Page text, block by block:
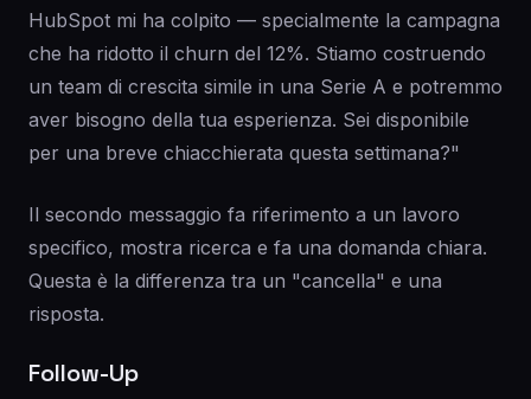
HubSpot mi ha colpito — specialmente la campagna
che ha ridotto il churn del 12%. Stiamo costruendo
un team di crescita simile in una Serie A e potremmo
aver bisogno della tua esperienza. Sei disponibile
per una breve chiacchierata questa settimana?"
Il secondo messaggio fa riferimento a un lavoro
specifico, mostra ricerca e fa una domanda chiara.
Questa è la differenza tra un "cancella" e una
risposta.
Follow-Up